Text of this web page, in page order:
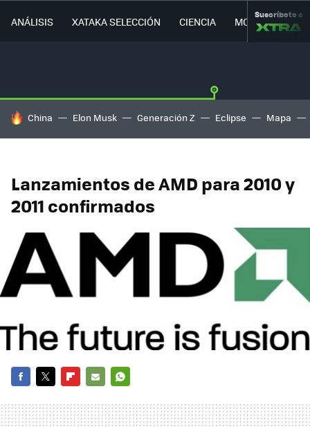
ANÁLISIS XATAKA SELECCIÓN CIENCIA MOVILIDAD
Suscríbete a
HOY SE HABLA DE
China Elon Musk Generación Z Eclipse Mapa
Lanzamientos de AMD para 2010 y
2011 confirmados
MAIL